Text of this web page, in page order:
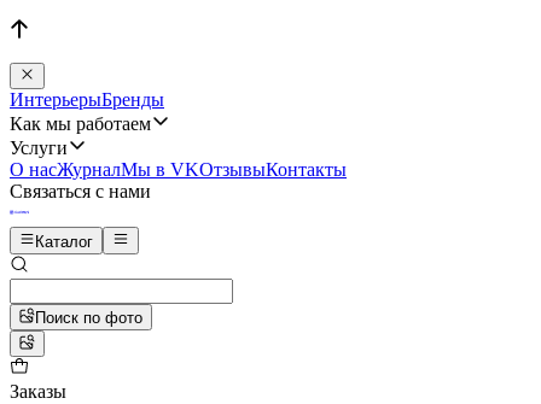
ИнтерьерыБренды
Как мы работаем
Услуги
О насЖурналМы в VKОтзывыКонтакты
Связаться с нами
Каталог
Поиск по фото
Заказы